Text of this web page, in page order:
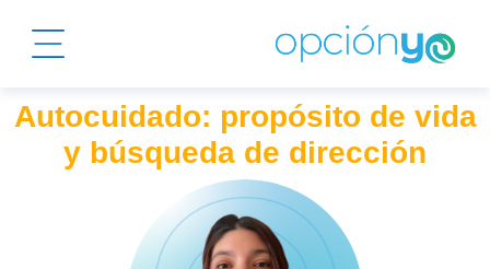
Autocuidado: propósito de vida
y búsqueda de dirección